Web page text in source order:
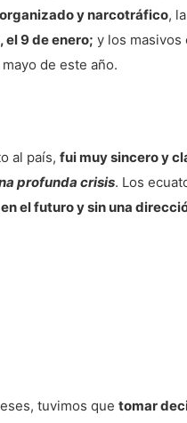
y narcotráfico, la
el 9 de enero; y los
de este año.
al país, fui muy sincero y
profunda crisis. Los
el futuro y sin una
tuvimos que tomar